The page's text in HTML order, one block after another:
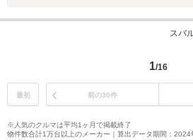
スバ
1/16
最初 前の30件
※人気のクルマは平均1ヶ月で掲載終了
物件数合計1万台以上のメーカー｜算出データ期間：